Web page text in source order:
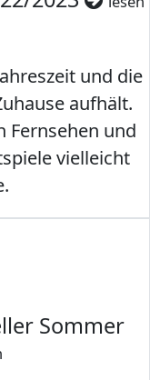
und die
aufhält.
Fernsehen und
vielleicht
Sommer